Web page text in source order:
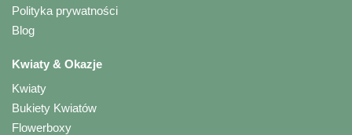
Polityka prywatności
Blog
Kwiaty & Okazje
Kwiaty
Bukiety Kwiatów
Flowerboxy